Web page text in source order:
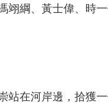
翊綱、黃士偉、時
站在河岸邊，拾獲